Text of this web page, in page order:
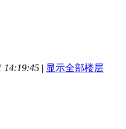
14:19:45 | 显示全部楼层